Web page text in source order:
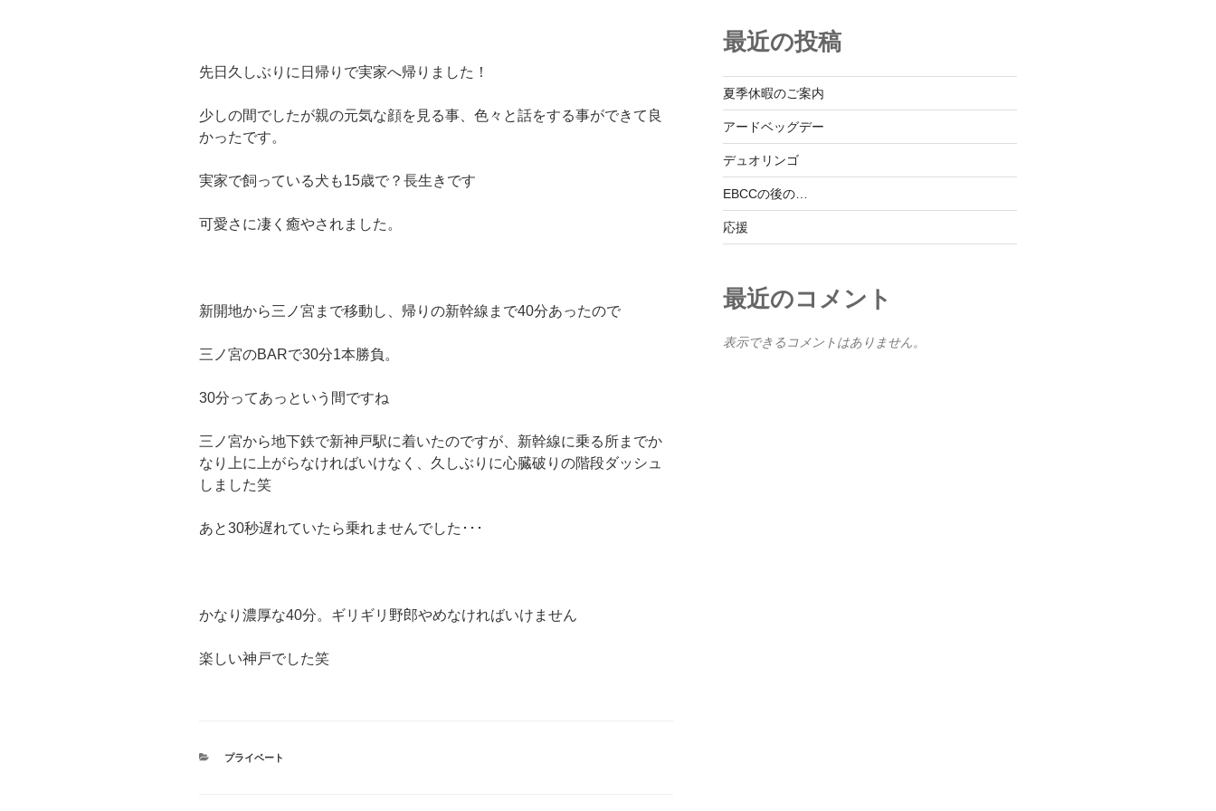
先日久しぶりに日帰りで実家へ帰りました！
少しの間でしたが親の元気な顔を見る事、色々と話をする事ができて良
かったです。
実家で飼っている犬も15歳で？長生きです
可愛さに凄く癒やされました。
新開地から三ノ宮まで移動し、帰りの新幹線まで40分あったので
三ノ宮のBARで30分1本勝負。
30分ってあっという間ですね
三ノ宮から地下鉄で新神戸駅に着いたのですが、新幹線に乗る所までか
なり上に上がらなければいけなく、久しぶりに心臓破りの階段ダッシュ
しました笑
あと30秒遅れていたら乗れませんでした･･･
かなり濃厚な40分。ギリギリ野郎やめなければいけません
楽しい神戸でした笑
カ
プライベート
最近の投稿
夏季休暇のご案内
アードベッグデー
デュオリンゴ
EBCCの後の…
応援
最近のコメント
表示できるコメントはありません。